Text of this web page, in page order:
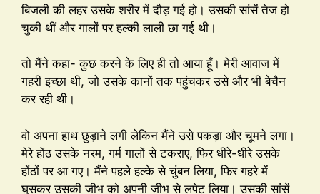
बिजली की लहर उसके शरीर में दौड़ गई हो। उसकी सांसें तेज हो
चुकी थीं और गालों पर हल्की लाली छा गई थी।
तो मैंने कहा- कुछ करने के लिए ही तो आया हूँ। मेरी आवाज में
गहरी इच्छा थी, जो उसके कानों तक पहुंचकर उसे और भी बेचैन
कर रही थी।
वो अपना हाथ छुड़ाने लगी लेकिन मैंने उसे पकड़ा और चूमने लगा।
मेरे होंठ उसके नरम, गर्म गालों से टकराए, फिर धीरे-धीरे उसके
होंठों पर आ गए। मैंने पहले हल्के से चुंबन लिया, फिर गहरे में
घुसकर उसकी जीभ को अपनी जीभ से लपेट लिया। उसकी सांसें